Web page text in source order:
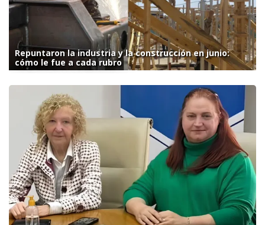
Repuntaron la industria y la construcción en junio:
cómo le fue a cada rubro